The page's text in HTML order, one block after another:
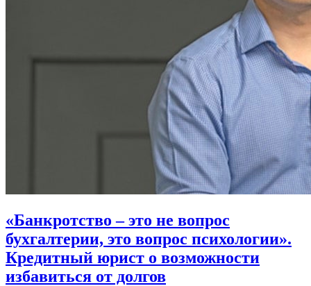
«Банкротство – это не вопрос
бухгалтерии, это вопрос психологии».
Кредитный юрист о возможности
избавиться от долгов